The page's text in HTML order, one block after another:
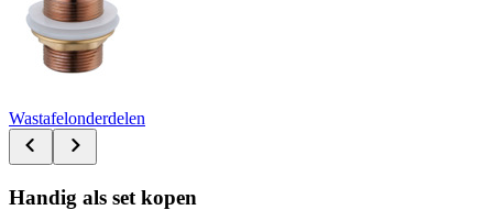
Wastafelonderdelen
Handig als set kopen